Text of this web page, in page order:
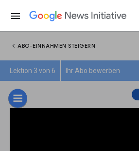
menu
chevron_left ABO-EINNAHMEN STEIGERN
Lektion 3 von 6 Ihr Abo bewerben